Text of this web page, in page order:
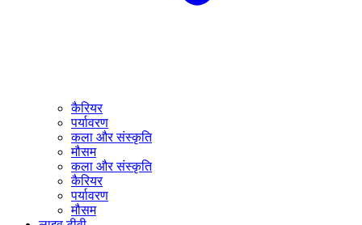
कैरियर
पर्यावरण
कला और संस्कृति
मौसम
कला और संस्कृति
कैरियर
पर्यावरण
मौसम